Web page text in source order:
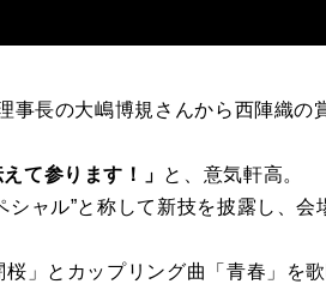
事長の大嶋博規さんから西陣織の
て参ります！」 と、意気軒高。
ャル”と称して新技を披露し、会
」とカップリング曲「青春」を